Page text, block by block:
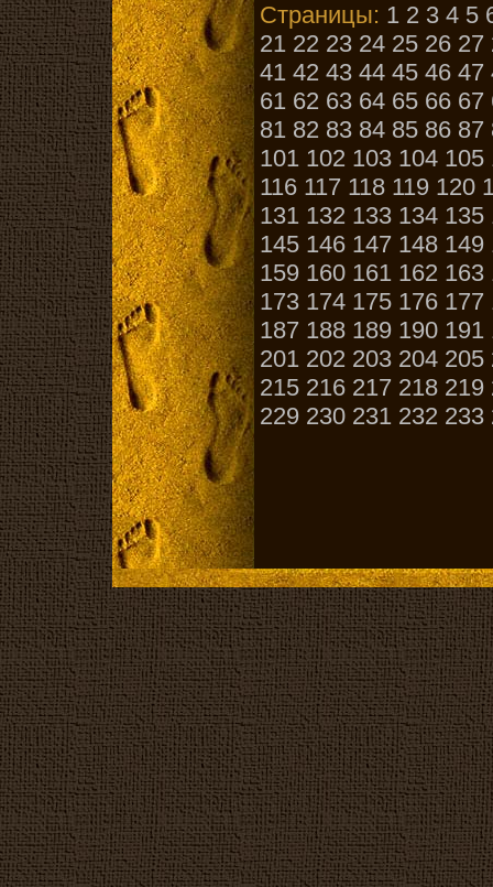
Страницы: 1 2 3 4 5
21 22 23 24 25 26 27
41 42 43 44 45 46 47
61 62 63 64 65 66 67
81 82 83 84 85 86 87
101 102 103 104 105
116 117 118 119 120
131 132 133 134 135
145 146 147 148 149
159 160 161 162 163
173 174 175 176 177
187 188 189 190 191
201 202 203 204 205
215 216 217 218 219
229 230 231 232 233